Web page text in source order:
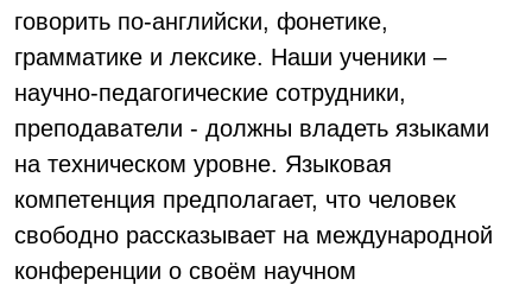
говорить по-английски, фонетике,
грамматике и лексике. Наши ученики –
научно-педагогические сотрудники,
преподаватели - должны владеть языками
на техническом уровне. Языковая
компетенция предполагает, что человек
свободно рассказывает на международной
конференции о своём научном